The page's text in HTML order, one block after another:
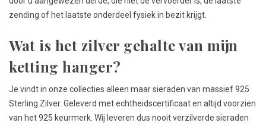
zending of het laatste onderdeel fysiek in bezit krijgt.
Wat is het zilver gehalte van mijn
ketting hanger?
Je vindt in onze collecties alleen maar sieraden van massief 925
Sterling Zilver. Geleverd met echtheidscertificaat en altijd voorzien
van het 925 keurmerk. Wij leveren dus nooit verzilverde sieraden